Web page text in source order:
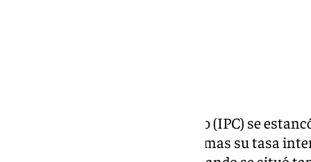
El Índice de Precios de Consumo (IPC) se
anterior pero recortó cinco décimas su tasa